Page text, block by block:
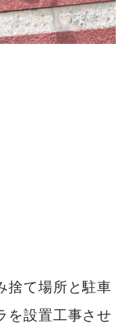
捨て場所と駐車
を設置工事させ